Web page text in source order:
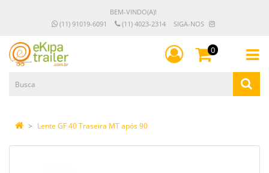
BEM-VINDO(A)!
(11) 91019-6091
(11) 4023-2314 SIGA-NOS
0
Lente GF 40 Traseira MT após 90